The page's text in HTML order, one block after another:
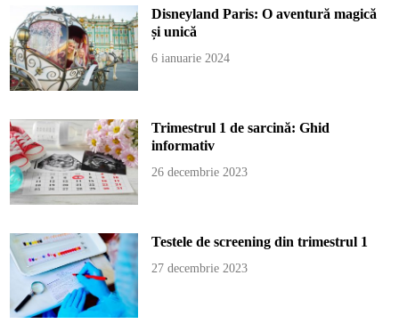
Disneyland Paris: O aventură magică
și unică
6 ianuarie 2024
Trimestrul 1 de sarcină: Ghid
informativ
26 decembrie 2023
Testele de screening din trimestrul 1
27 decembrie 2023